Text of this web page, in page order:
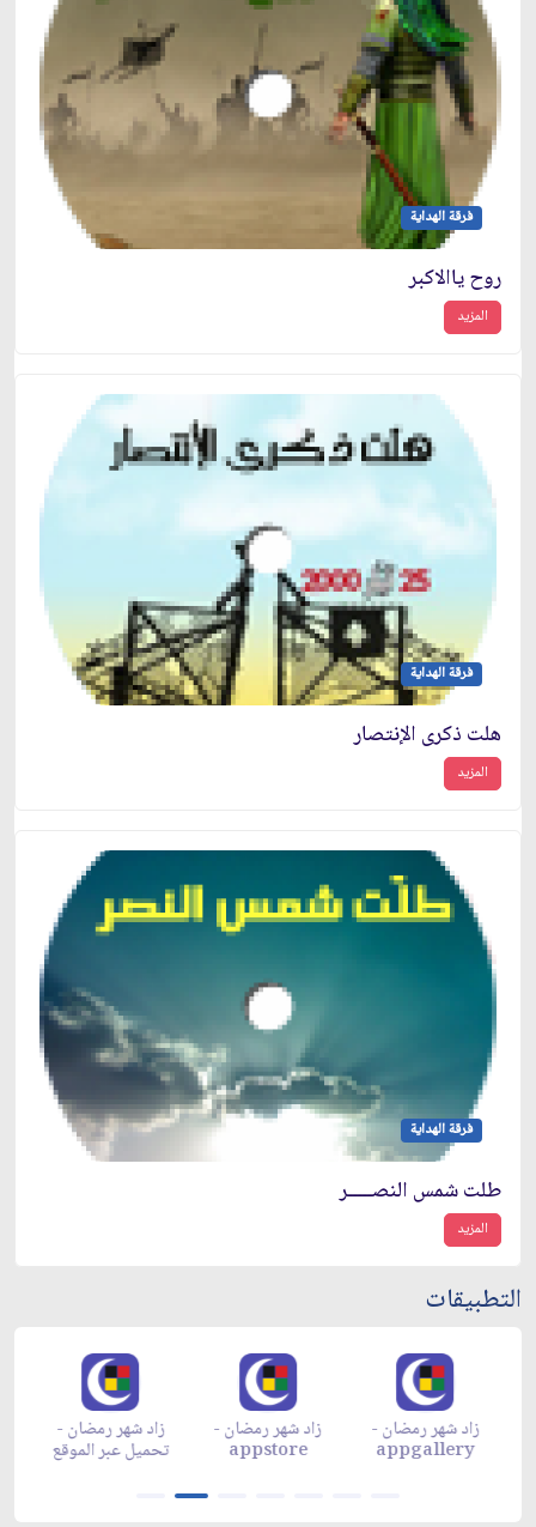
فرقة الهداية
روح ياالاكبر
المزيد
فرقة الهداية
هلت ذكرى الإنتصار
المزيد
فرقة الهداية
طلت شمس النصـــــر
المزيد
التطبيقات
زاد شهر رمضان -
تحميل عبر الموقع
زاد شهر رمضان -
appstore
زاد شهر رمضان -
appgallery